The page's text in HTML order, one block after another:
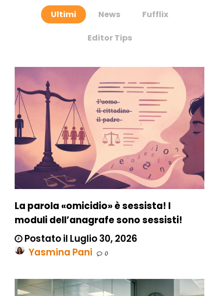
Ultimi News Fufflix
Editor Tips
La parola «omicidio» è sessista! I
moduli dell’anagrafe sono sessisti!
Postato il Luglio 30, 2026
Yasmina Pani
0